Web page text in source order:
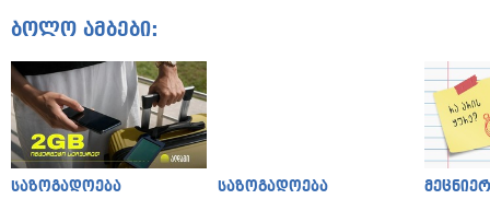
ბოლო ამბები:
საზოგადოება საზოგადოება